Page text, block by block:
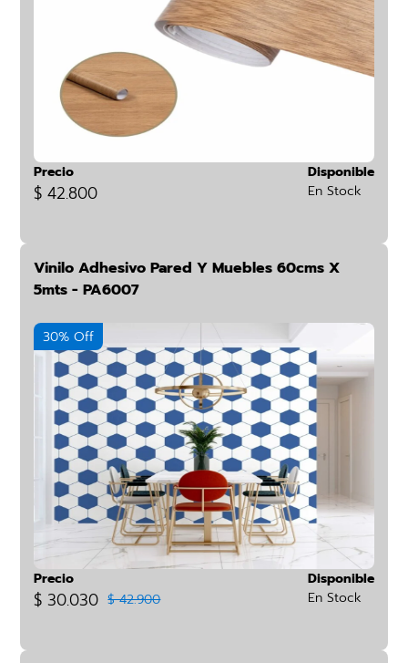
Precio
$ 42.800
Disponible
En Stock
Vinilo Adhesivo Pared Y Muebles 60cms X
5mts - PA6007
30% Off
Precio
$ 30.030 $ 42.900
Disponible
En Stock